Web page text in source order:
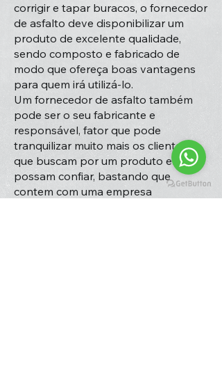
corrigir e tapar buracos, o fornecedor
de asfalto deve disponibilizar um
produto de excelente qualidade,
sendo composto e fabricado de
modo que ofereça boas vantagens
para quem irá utilizá-lo.
Um fornecedor de asfalto também
pode ser o seu fabricante e
responsável, fator que pode
tranquilizar muito mais os clientes
que buscam por um produto em que
possam confiar, bastando que
contem com uma empresa